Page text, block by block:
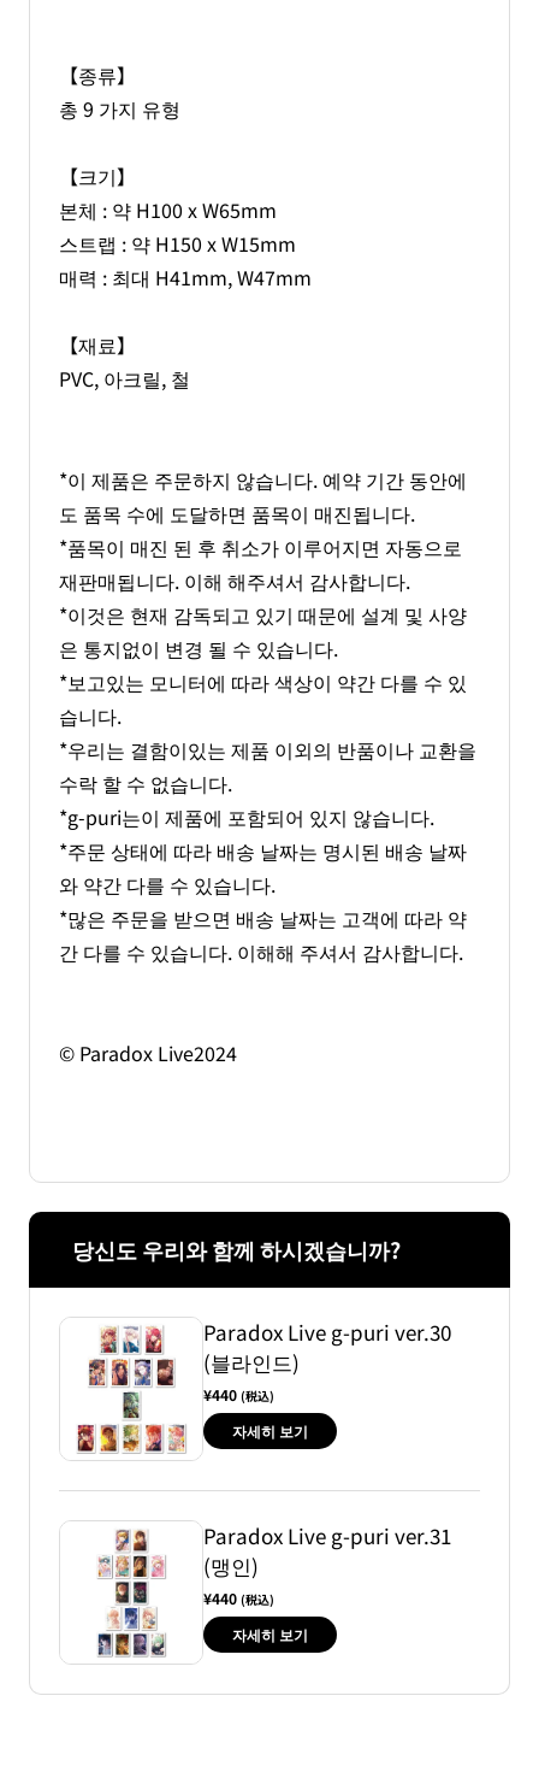
【종류】
총 9 가지 유형
【크기】
본체 : 약 H100 x W65mm
스트랩 : 약 H150 x W15mm
매력 : 최대 H41mm, W47mm
【재료】
PVC, 아크릴, 철
*이 제품은 주문하지 않습니다. 예약 기간 동안에
도 품목 수에 도달하면 품목이 매진됩니다.
*품목이 매진 된 후 취소가 이루어지면 자동으로
재판매됩니다. 이해 해주셔서 감사합니다.
*이것은 현재 감독되고 있기 때문에 설계 및 사양
은 통지없이 변경 될 수 있습니다.
*보고있는 모니터에 따라 색상이 약간 다를 수 있
습니다.
*우리는 결함이있는 제품 이외의 반품이나 교환을
수락 할 수 없습니다.
*g-puri는이 제품에 포함되어 있지 않습니다.
*주문 상태에 따라 배송 날짜는 명시된 배송 날짜
와 약간 다를 수 있습니다.
*많은 주문을 받으면 배송 날짜는 고객에 따라 약
간 다를 수 있습니다. 이해해 주셔서 감사합니다.
© Paradox Live2024
당신도 우리와 함께 하시겠습니까?
Paradox Live g-puri ver.30
(블라인드)
¥440 (税込)
자세히 보기
Paradox Live g-puri ver.31
(맹인)
¥440 (税込)
자세히 보기